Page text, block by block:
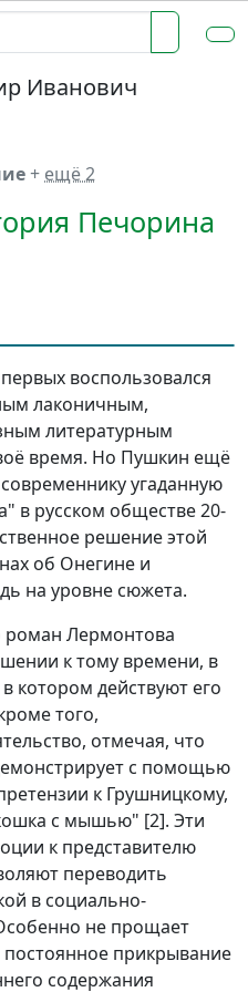
Иванович
+ ещё 2
Печорина
воспользовался
лаконичным,
литературным
время. Но Пушкин ещё
угаданную
в русском обществе 20-
решение этой
об Онегине и
на уровне сюжета.
роман Лермонтова
к тому времени, в
котором действуют его
того,
отмечая, что
с помощью
к Грушницкому,
с мышью" [2]. Эти
к представителю
переводить
в социально-
не прощает
прикрывание
содержания